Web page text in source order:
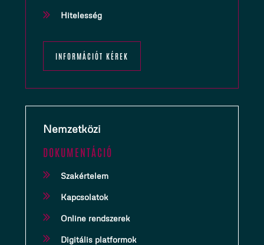
Hitelesség
INFORMÁCIÓT KÉREK
Nemzetközi
DOKUMENTÁCIÓ
Szakértelem
Kapcsolatok
Online rendszerek
Digitális platformok